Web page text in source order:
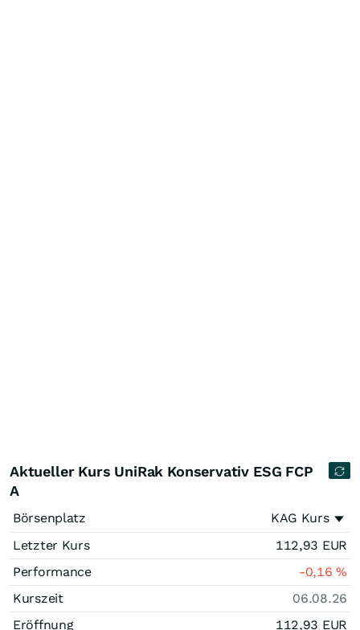
Aktueller Kurs UniRak Konservativ ESG FCP
A
Börsenplatz
KAG Kurs
Letzter Kurs
112,93 EUR
Performance
-0,16%
Kurszeit
06.08.26
Eröffnung
112,93 EUR